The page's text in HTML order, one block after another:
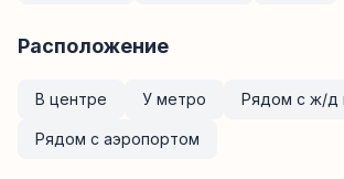
Расположение
В центре У метро Рядом с ж/д
Рядом с аэропортом